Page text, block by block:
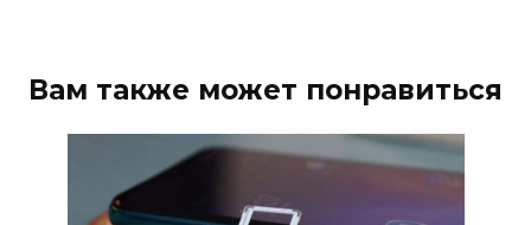
Вам также может понравиться